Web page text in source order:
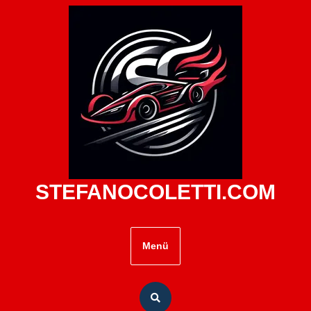
STEFANOCOLETTI.COM
Menü